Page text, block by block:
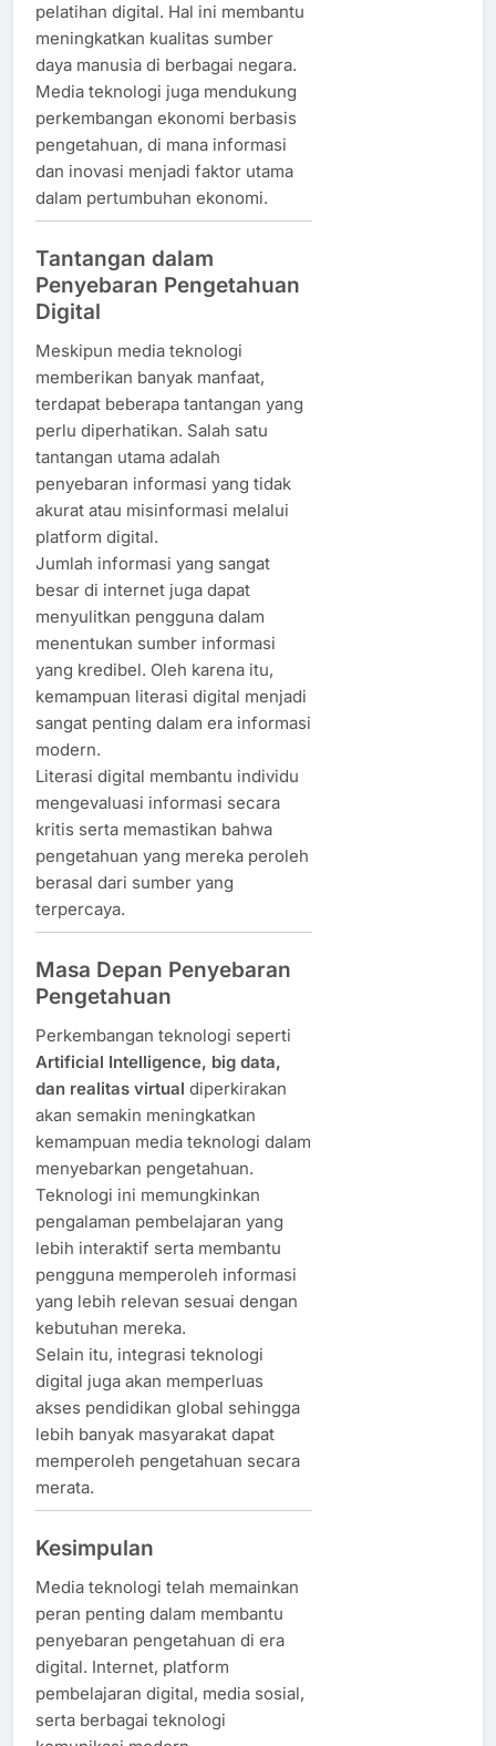
pelatihan digital. Hal ini membantu
meningkatkan kualitas sumber
daya manusia di berbagai negara.
Media teknologi juga mendukung
perkembangan ekonomi berbasis
pengetahuan, di mana informasi
dan inovasi menjadi faktor utama
dalam pertumbuhan ekonomi.
Tantangan dalam
Penyebaran Pengetahuan
Digital
Meskipun media teknologi
memberikan banyak manfaat,
terdapat beberapa tantangan yang
perlu diperhatikan. Salah satu
tantangan utama adalah
penyebaran informasi yang tidak
akurat atau misinformasi melalui
platform digital.
Jumlah informasi yang sangat
besar di internet juga dapat
menyulitkan pengguna dalam
menentukan sumber informasi
yang kredibel. Oleh karena itu,
kemampuan literasi digital menjadi
sangat penting dalam era informasi
modern.
Literasi digital membantu individu
mengevaluasi informasi secara
kritis serta memastikan bahwa
pengetahuan yang mereka peroleh
berasal dari sumber yang
terpercaya.
Masa Depan Penyebaran
Pengetahuan
Perkembangan teknologi seperti
Artificial Intelligence, big data,
dan realitas virtual diperkirakan
akan semakin meningkatkan
kemampuan media teknologi dalam
menyebarkan pengetahuan.
Teknologi ini memungkinkan
pengalaman pembelajaran yang
lebih interaktif serta membantu
pengguna memperoleh informasi
yang lebih relevan sesuai dengan
kebutuhan mereka.
Selain itu, integrasi teknologi
digital juga akan memperluas
akses pendidikan global sehingga
lebih banyak masyarakat dapat
memperoleh pengetahuan secara
merata.
Kesimpulan
Media teknologi telah memainkan
peran penting dalam membantu
penyebaran pengetahuan di era
digital. Internet, platform
pembelajaran digital, media sosial,
serta berbagai teknologi